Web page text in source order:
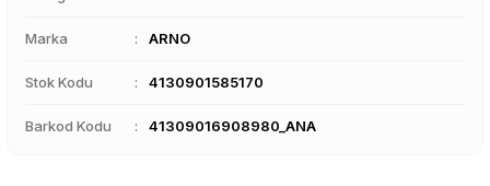
Marka ARNO
Stok Kodu 4130901585170
Barkod Kodu 41309016908980_ANA